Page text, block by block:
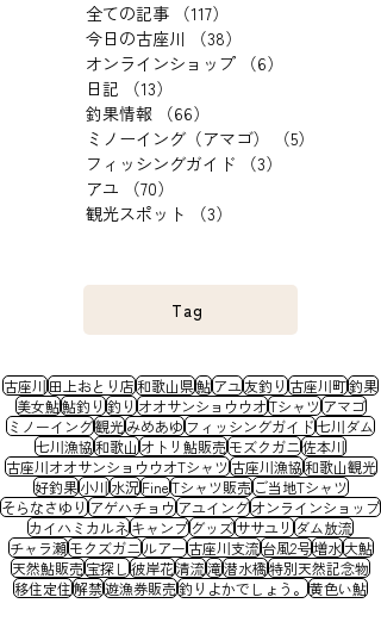
全ての記事 （117）
今日の古座川
（38）
オンラインショップ
（6）
日記
（13）
釣果情報
（66）
ミノーイング（アマゴ）
（5）
フィッシングガイド
（3）
アユ
（70）
観光スポット
（3）
Tag
古座川田上おとり店和歌山県鮎アユ友釣り古座川町釣果
美女鮎鮎釣り釣りオオサンショウウオTシャツアマゴ
ミノーイング観光みめあゆフィッシングガイド七川ダム
七川漁協和歌山オトリ鮎販売モズクガニ佐本川
古座川オオサンショウウオTシャツ古座川漁協和歌山観光
好釣果小川水況FineTシャツ販売ご当地Tシャツ
そらなさゆりアゲハチョウアユイングオンラインショップ
カイハミカルネキャンプグッズササユリダム放流
チャラ瀬モクズガニルアー古座川支流台風2号増水大鮎
天然鮎販売宝探し彼岸花清流滝潜水橋特別天然記念物
移住定住解禁遊漁券販売釣りよかでしょう。黄色い鮎